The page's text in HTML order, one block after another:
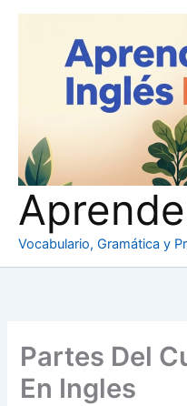
Vocabulario, Gramática y
Partes Del
En Ingles